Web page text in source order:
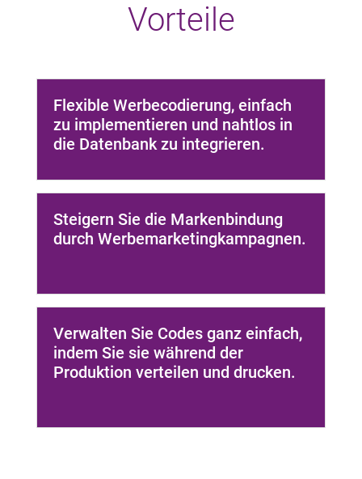
Vorteile
Flexible Werbecodierung, einfach
zu implementieren und nahtlos in
die Datenbank zu integrieren.
Steigern Sie die Markenbindung
durch Werbemarketingkampagnen.
Verwalten Sie Codes ganz einfach,
indem Sie sie während der
Produktion verteilen und drucken.